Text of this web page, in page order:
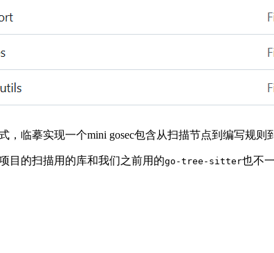
，临摹实现一个mini gosec包含从扫描节点到编写规
目的扫描用的库和我们之前用的go-tree-sitter也不